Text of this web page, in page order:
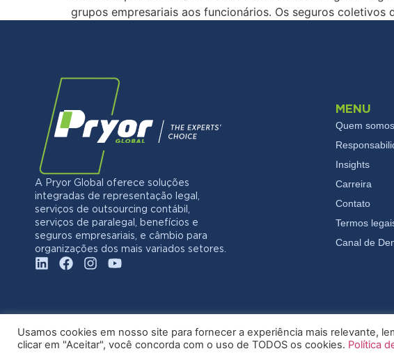
grupos empresariais aos funcionários. Os seguros
A Pryor Global oferece soluções
integradas de representação legal,
serviços de outsourcing contábil,
serviços de paralegal, benefícios e
seguros empresariais, e câmbio para
organizações dos mais variados setores.
MENU
Quem somos
Insights
Carreira
Contato
Termos
Canal de
© 2026 Pryor - Todos
Usamos cookies em nosso site para fornecer a experiência mais relevante,
clicar em "Aceitar", você concorda com o uso de TODOS os cookies. Política